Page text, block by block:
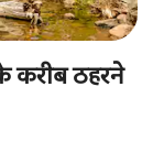
करीब ठहरने